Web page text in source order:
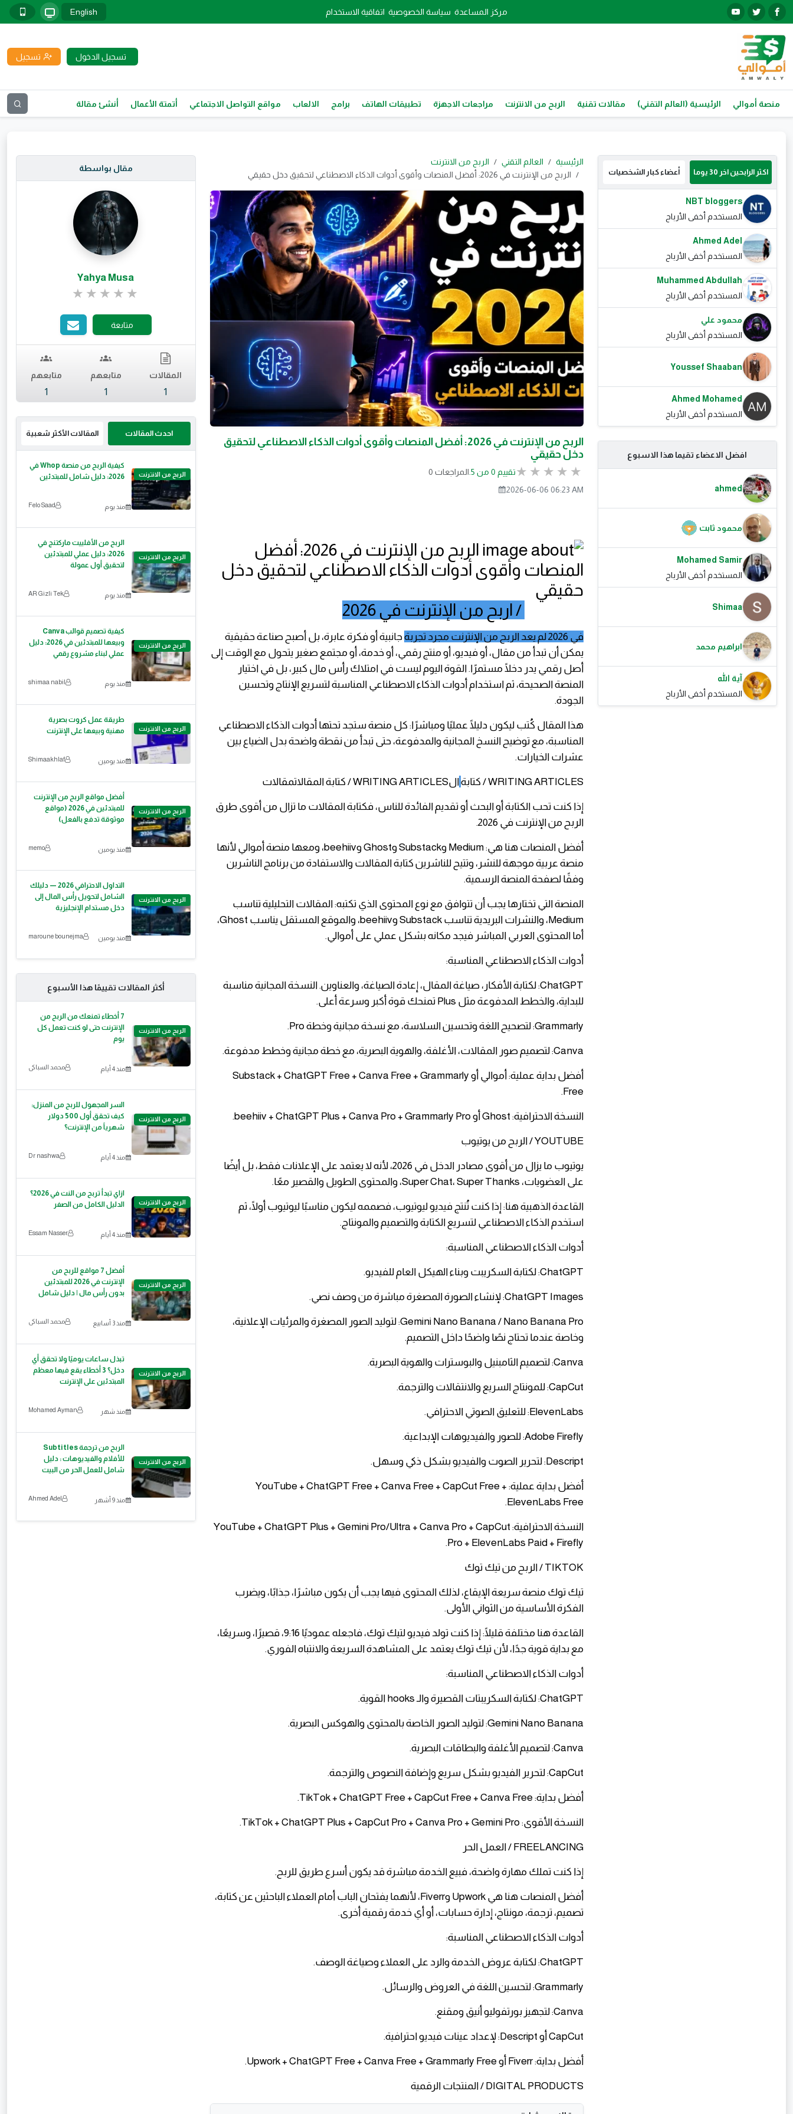
مركز المساعدة سياسة الخصوصية اتفاقية الاستخدام English
تسجيل الدخول تسجيل
منصة أموالي الرئيسية (العالم التقني) مقالات تقنية الربح من الانترنت مراجعات الاجهزة تطبيقات الهاتف برامج الالعاب مواقع التواصل الاجتماعي أتمتة الأعمال أنشئ مقالة
اكثر الرابحين اخر 30 يوما أعضاء كبار الشخصيات
NBT bloggers
المستخدم أخفى الأرباح
Ahmed Adel
المستخدم أخفى الأرباح
Muhammed Abdullah
المستخدم أخفى الأرباح
محمود علي
المستخدم أخفى الأرباح
Youssef Shaaban
Ahmed Mohamed
المستخدم أخفى الأرباح
افضل الاعضاء تقيما هذا الاسبوع
ahmed
محمود ثابت
Mohamed Samir
المستخدم أخفى الأرباح
Shimaa
ابراهيم محمد
آية الله
المستخدم أخفى الأرباح
الرئيسية العالم التقني
الربح من الانترنت
الربح من الإنترنت في 2026: أفضل المنصات وأقوى أدوات الذكاء الاصطناعي لتحقيق دخل حقيقي
الربح من الإنترنت في 2026: أفضل المنصات وأقوى أدوات الذكاء الاصطناعي لتحقيق
دخل حقيقي
تقييم 0 من 5.
0 المراجعات
2026-06-06 06:23 AM
/ اربح من الإنترنت في 2026
​في 2026 لم يعد الربح من الإنترنت مجرد تجربة
جانبية أو فكرة عابرة، بل أصبح صناعة حقيقية
يمكن أن تبدأ من مقال، أو فيديو، أو منتج رقمي، أو خدمة، أو مجتمع صغير يتحول مع الوقت إلى
أصل رقمي يدر دخلًا مستمرًا. القوة اليوم ليست في امتلاك رأس مال كبير، بل في اختيار
المنصة الصحيحة، ثم استخدام أدوات الذكاء الاصطناعي المناسبة لتسريع الإنتاج وتحسين
الجودة.
​هذا المقال كُتب ليكون دليلًا عمليًا ومباشرًا: كل منصة ستجد تحتها أدوات الذكاء الاصطناعي
المناسبة، مع توضيح النسخ المجانية والمدفوعة، حتى تبدأ من نقطة واضحة بدل الضياع بين
عشرات الخيارات.
WRITING ARTICLES / كتابة الWRITING ARTICLES / كتابة المقالاتمقالات
​إذا كنت تحب الكتابة أو البحث أو تقديم الفائدة للناس، فكتابة المقالات ما تزال من أقوى طرق
الربح من الإنترنت في 2026.
​أفضل المنصات هنا هي: Medium وSubstack وGhost وbeehiiv، ومعها منصة أموالي لأنها
منصة عربية موجهة للنشر، وتتيح للناشرين كتابة المقالات والاستفادة من برنامج الناشرين
وفقًا لصفحة المنصة الرسمية.
​المنصة التي تختارها يجب أن تتوافق مع نوع المحتوى الذي تكتبه: المقالات التحليلية تناسب
Medium، والنشرات البريدية تناسب Substack وbeehiiv، والموقع المستقل يناسب Ghost،
أما المحتوى العربي المباشر فيجد مكانه بشكل عملي على أموالي.
​أدوات الذكاء الاصطناعي المناسبة:
​ChatGPT: لكتابة الأفكار، صياغة المقال، إعادة الصياغة، والعناوين. النسخة المجانية مناسبة
للبداية، والخطط المدفوعة مثل Plus تمنحك قوة أكبر وسرعة أعلى.
​Grammarly: لتصحيح اللغة وتحسين السلاسة، مع نسخة مجانية وخطة Pro.
​Canva: لتصميم صور المقالات، الأغلفة، والهوية البصرية، مع خطة مجانية وخطط مدفوعة.
​أفضل بداية عملية: أموالي أو Substack + ChatGPT Free + Canva Free + Grammarly
Free.
​النسخة الاحترافية: Ghost أو beehiiv + ChatGPT Plus + Canva Pro + Grammarly Pro.
​YOUTUBE / الربح من يوتيوب
​يوتيوب ما يزال من أقوى مصادر الدخل في 2026، لأنه لا يعتمد على الإعلانات فقط، بل أيضًا
على العضويات، Super Chat، Super Thanks، والمحتوى الطويل والقصير معًا.
​القاعدة الذهبية هنا: إذا كنت تُنتج فيديو ليوتيوب، فصممه ليكون مناسبًا ليوتيوب أولًا، ثم
استخدم الذكاء الاصطناعي لتسريع الكتابة والتصميم والمونتاج.
​أدوات الذكاء الاصطناعي المناسبة:
​ChatGPT: لكتابة السكريبت وبناء الهيكل العام للفيديو.
​ChatGPT Images: لإنشاء الصورة المصغرة مباشرة من وصف نصي.
​Gemini Nano Banana / Nano Banana Pro: لتوليد الصور المصغرة والمرئيات الإعلانية،
وخاصة عندما تحتاج نصًا واضحًا داخل التصميم.
​Canva: لتصميم الثامبنيل والبوسترات والهوية البصرية.
​CapCut: للمونتاج السريع والانتقالات والترجمة.
​ElevenLabs: للتعليق الصوتي الاحترافي.
​Adobe Firefly: للصور والفيديوهات الإبداعية.
​Descript: لتحرير الصوت والفيديو بشكل ذكي وسهل.
​أفضل بداية عملية: YouTube + ChatGPT Free + Canva Free + CapCut Free +
ElevenLabs Free.
​النسخة الاحترافية: YouTube + ChatGPT Plus + Gemini Pro/Ultra + Canva Pro + CapCut
Pro + ElevenLabs Paid + Firefly.
​TIKTOK / الربح من تيك توك
​تيك توك منصة سريعة الإيقاع، لذلك المحتوى فيها يجب أن يكون مباشرًا، جذابًا، ويضرب
الفكرة الأساسية من الثواني الأولى.
​القاعدة هنا مختلفة قليلًا: إذا كنت تولد فيديو لتيك توك، فاجعله عموديًا 9:16، قصيرًا، وسريعًا،
مع بداية قوية جدًا، لأن تيك توك يعتمد على المشاهدة السريعة والانتباه الفوري.
​أدوات الذكاء الاصطناعي المناسبة:
​ChatGPT: لكتابة السكريبتات القصيرة والـ hooks القوية.
​Gemini Nano Banana: لتوليد الصور الخاصة بالمحتوى والهوكس البصرية.
​Canva: لتصميم الأغلفة والبطاقات البصرية.
​CapCut: لتحرير الفيديو بشكل سريع وإضافة النصوص والترجمة.
​أفضل بداية: TikTok + ChatGPT Free + CapCut Free + Canva Free.
​النسخة الأقوى: TikTok + ChatGPT Plus + CapCut Pro + Canva Pro + Gemini Pro.
​FREELANCING / العمل الحر
​إذا كنت تملك مهارة واضحة، فبيع الخدمة مباشرة قد يكون أسرع طريق للربح.
​أفضل المنصات هنا هي Upwork وFiverr، لأنهما يفتحان الباب أمام العملاء الباحثين عن كتابة،
تصميم، ترجمة، مونتاج، إدارة حسابات، أو أي خدمة رقمية أخرى.
​أدوات الذكاء الاصطناعي المناسبة:
​ChatGPT: لكتابة عروض الخدمة والرد على العملاء وصياغة الوصف.
​Grammarly: لتحسين اللغة في العروض والرسائل.
​Canva: لتجهيز بورتفوليو أنيق ومقنع.
​CapCut أو Descript: لإعداد عينات فيديو احترافية.
​أفضل بداية: Fiverr أو Upwork + ChatGPT Free + Canva Free + Grammarly Free.
​DIGITAL PRODUCTS / المنتجات الرقمية
مقال بواسطة
Yahya Musa
تقييم 0 من 5.
متابعة
المقالات
1
متابعهم
1
متابعهم
1
احدث المقالات المقالات الأكثر شعبية
الربح من الانترنت
كيفية الربح من منصة Whop في
2026: دليل شامل للمبتدئين
منذ يوم Felo Saad
الربح من الانترنت
الربح من الأفلييت ماركتنج في
2026: دليل عملي للمبتدئين
لتحقيق أول عمولة
منذ يوم AR Gizli Tek
الربح من الانترنت
كيفية تصميم قوالب Canva
وبيعها للمبتدئين في 2026: دليل
عملي لبناء مشروع رقمي
منذ يوم shimaa nabil
الربح من الانترنت
طريقة عمل كروت بصرية
مهنية وبيعها على الإنترنت
منذ يومين Shimaakhlaf
الربح من الانترنت
أفضل مواقع الربح من الإنترنت
للمبتدئين في 2026 (مواقع
موثوقة تدفع بالفعل)
منذ يومين memo
الربح من الانترنت
التداول الاحترافي 2026 — دليلك
الشامل لتحويل رأس المال إلى
دخل مستدام الإنجليزية
منذ يومين maroune bounejma
أكثر المقالات تقييمًا هذا الأسبوع
الربح من الانترنت
7 أخطاء تمنعك من الربح من
الإنترنت حتى لو كنت تعمل كل
يوم
منذ 4 أيام محمد السباكى
الربح من الانترنت
السر المجهول للربح من المنزل:
كيف تحقق أول 500 دولار
شهرياً من الإنترنت؟
منذ 4 أيام Dr nashwa
الربح من الانترنت
ازاي تبدأ تربح من النت في 2026؟
الدليل الكامل من الصفر
منذ 4 أيام Essam Nasser
الربح من الانترنت
أفضل 7 مواقع للربح من
الإنترنت في 2026 للمبتدئين
بدون رأس مال | دليل شامل
منذ 3 أسابيع محمد السباكى
الربح من الانترنت
تبذل ساعات يوميًا ولا تحقق أي
دخل؟ 3 أخطاء يقع فيها معظم
المبتدئين على الإنترنت
منذ شهر Mohamed Ayman
الربح من الانترنت
الربح من ترجمة Subtitles
للأفلام والفيديوهات : دليل
شامل للعمل الحر من البيت
منذ 9 أشهر Ahmed Adel